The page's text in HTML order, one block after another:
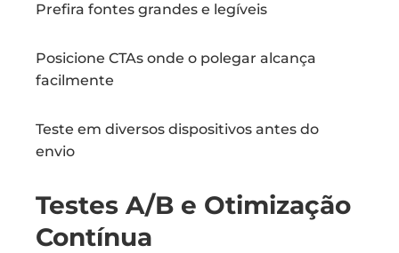
Prefira fontes grandes e legíveis
Posicione CTAs onde o polegar alcança
facilmente
Teste em diversos dispositivos antes do
envio
Testes A/B e Otimização
Contínua